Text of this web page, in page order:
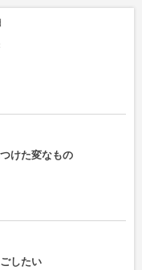
けた変なもの
したい